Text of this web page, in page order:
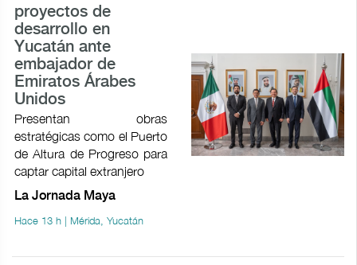
proyectos de
desarrollo en
Yucatán ante
embajador de
Emiratos Árabes
Unidos
Presentan obras
estratégicas como el Puerto
de Altura de Progreso para
captar capital extranjero
La Jornada Maya
Hace 13 h | Mérida, Yucatán